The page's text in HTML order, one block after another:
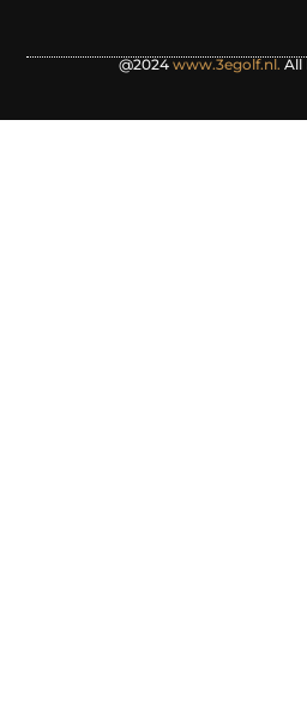
@2024www.3egolf.nl.All